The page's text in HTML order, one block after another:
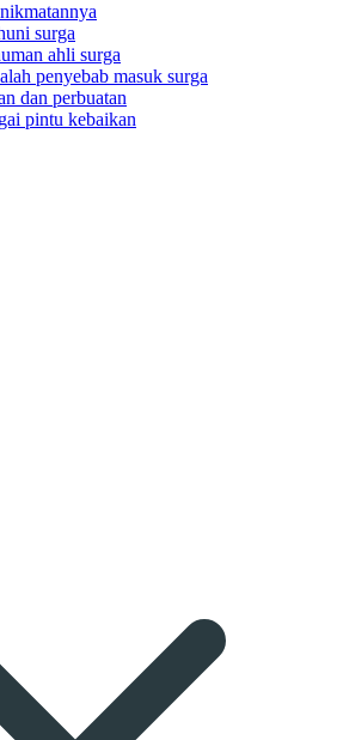
surga
ahli surga
penyebab masuk surga
dan perbuatan
pintu kebaikan